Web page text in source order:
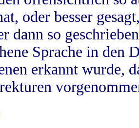
oder besser
dann so
Sprache in
erkannt wurde,